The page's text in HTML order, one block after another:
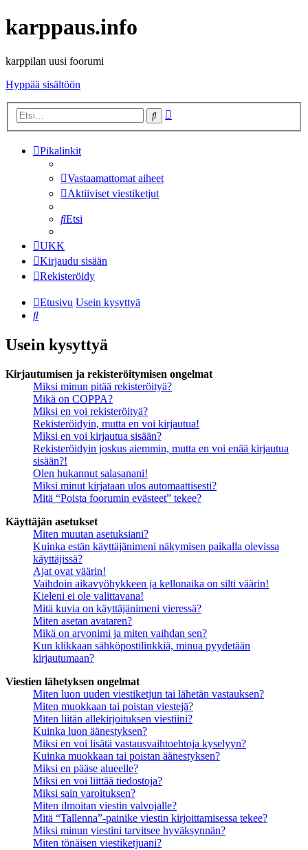
karppaus.info
karppilan uusi foorumi
Hyppää sisältöön
Etsi
Pikalinkit
Vastaamattomat aiheet
Aktiiviset viestiketjut
Etsi
UKK
Kirjaudu sisään
Rekisteröidy
Etusivu Usein kysyttyä
Etsi
Usein kysyttyä
Kirjautumisen ja rekisteröitymisen ongelmat
Miksi minun pitää rekisteröityä?
Mikä on COPPA?
Miksi en voi rekisteröityä?
Rekisteröidyin, mutta en voi kirjautua!
Miksi en voi kirjautua sisään?
Rekisteröidyin joskus aiemmin, mutta en voi enää kirjautua
sisään?!
Olen hukannut salasanani!
Miksi minut kirjataan ulos automaattisesti?
Mitä “Poista foorumin evästeet” tekee?
Käyttäjän asetukset
Miten muutan asetuksiani?
Kuinka estän käyttäjänimeni näkymisen paikalla olevissa
käyttäjissä?
Ajat ovat väärin!
Vaihdoin aikavyöhykkeen ja kellonaika on silti väärin!
Kieleni ei ole valittavana!
Mitä kuvia on käyttäjänimeni vieressä?
Miten asetan avataren?
Mikä on arvonimi ja miten vaihdan sen?
Kun klikkaan sähköpostilinkkiä, minua pyydetään
kirjautumaan?
Viestien lähetyksen ongelmat
Miten luon uuden viestiketjun tai lähetän vastauksen?
Miten muokkaan tai poistan viestejä?
Miten liitän allekirjoituksen viestiini?
Kuinka luon äänestyksen?
Miksi en voi lisätä vastausvaihtoehtoja kyselyyn?
Kuinka muokkaan tai poistan äänestyksen?
Miksi en pääse alueelle?
Miksi en voi liittää tiedostoja?
Miksi sain varoituksen?
Miten ilmoitan viestin valvojalle?
Mitä “Tallenna”-painike viestin kirjoittamisessa tekee?
Miksi minun viestini tarvitsee hyväksynnän?
Miten tönäisen viestiketjuani?